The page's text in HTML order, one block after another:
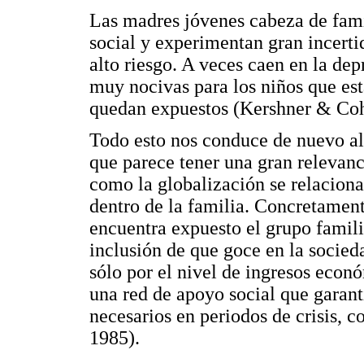
Las madres jóvenes cabeza de
social y experimentan gran
alto riesgo. A veces caen en la
muy nocivas para los niños que
quedan expuestos (Kershner &
Todo esto nos conduce de nuevo
que parece tener una gran
como la globalización se
dentro de la familia.
encuentra expuesto el grupo
inclusión de que goce en la
sólo por el nivel de ingresos
una red de apoyo social que
necesarios en periodos de crisis,
1985).